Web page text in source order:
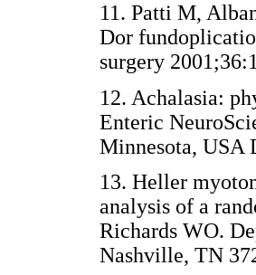
11. Patti M,
Dor
surgery
12. Achalasia:
Enteric
Minnesota, USA
13. Heller
analysis of a
Richards WO.
Nashville, TN